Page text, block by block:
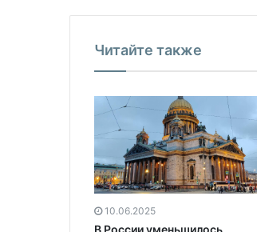
Читайте также
10.06.2025
В России уменьшилось